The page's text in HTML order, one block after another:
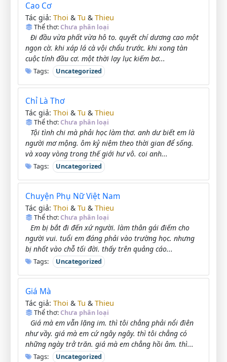
Cao Cơ
Tác giả: Thoi & Tu & Thieu
Thể thơ:Chưa phân loại
Đi đầu vừa phất vừa hô to. quyết chí dương cao một
ngọn cờ. khi xáp lá cà vội chẩu trước. khi xong tàn
cuộc tính đầu cơ. một thời lạy lục kiếm bơ...
Tags: Uncategorized
Chỉ Là Thơ
Tác giả: Thoi & Tu & Thieu
Thể thơ:Chưa phân loại
Tội tình chi mà phải học làm thơ. anh dư biết em là
người mơ mộng. ôm kỷ niệm theo thời gian để sống.
và xoay vòng trong thế giới hư vô. coi anh...
Tags: Uncategorized
Chuyện Phụ Nữ Việt Nam
Tác giả: Thoi & Tu & Thieu
Thể thơ:Chưa phân loại
Em bị bắt đi đến xứ người. làm thân gái điếm cho
người vui. tuổi em đáng phải vào trường học. nhưng
bị nhốt vào chỗ tối đời. thấy trên quảng cáo...
Tags: Uncategorized
Giá Mà
Tác giả: Thoi & Tu & Thieu
Thể thơ:Chưa phân loại
Giá mà em vẫn lặng im. thì tôi chẳng phải nổi điên
như vầy. giá mà em cứ ngây ngây. thì tôi chẳng có
những ngày trở trăn. giá mà em chẳng hồi âm. thì...
Tags: Uncategorized